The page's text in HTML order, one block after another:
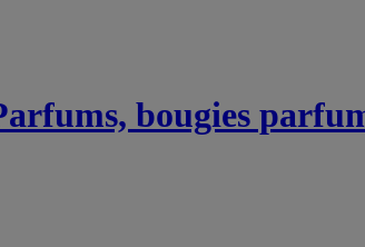
bougies